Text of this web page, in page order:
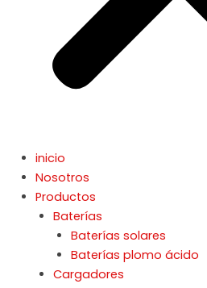
inicio
Nosotros
Productos
Baterías
Baterías solares
Baterías plomo ácido
Cargadores